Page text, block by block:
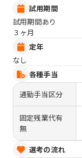
試用期間
試用期間あり
３ヶ月
定年
なし
各種手当
通勤手当区分
固定残業代有
無
選考の流れ